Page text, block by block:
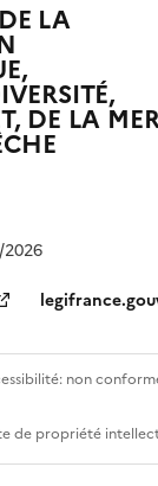
LA
DE LA
2026
non
de propriété